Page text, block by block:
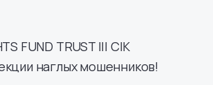
FUND TRUST III CIK
наглых мошенников!